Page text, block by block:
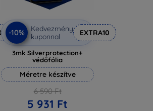
-10%
Kedvezmény
kuponnal
EXTRA10
3mk Silverprotection+
védőfólia
Méretre készítve
6 590 Ft
5 931 Ft